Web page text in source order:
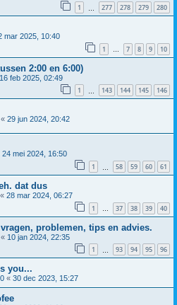
1 277 278 279 280
mar 2025, 10:40
1 … 7 8 9 10
2:00 en 6:00)
16 feb 2025, 02:49
1 143 144 145 146
« 29 jun 2024, 20:42
24 mei 2024, 16:50
1 58 59 60 61
dat dus
« 28 mar 2024, 06:27
1 … 37 38 39 40
problemen, tips en advies.
« 10 jan 2024, 22:35
1 93 94 95 96
you...
« 30 dec 2023, 15:27